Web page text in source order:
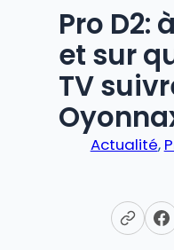
Pro D2:
et sur
TV
Actualité,